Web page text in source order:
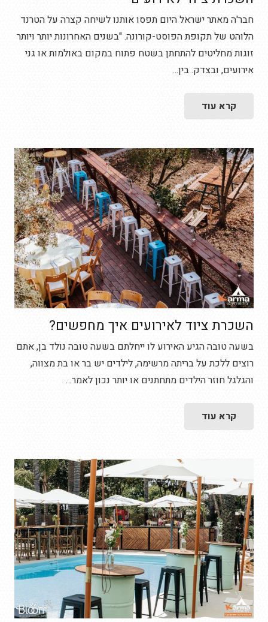
חבר'ה מאתר ישראל היום תפסו אותנו לשיחה קצרה על הטרנד
הלוהט של תקופת הפוסט-קורונה. "בשנים האחרונות יותר ויותר
זוגות מחליטים להתחתן בשטח פתוח במקום באולמות או גני
אירועים, ובצדק. בין…
קרא עוד
השכרת ציוד לאירועים איך מחפשים?
בשעה טובה הגיע האירוע לו ייחלתם בשעה טובה נולד בן, אתם
רוצים ללכת על בריתה מרשימה, לילדים יש בר או בת מצווה,
והגלגל חוזר הילדים מתחתנים או יותר נכון לאמר…
קרא עוד